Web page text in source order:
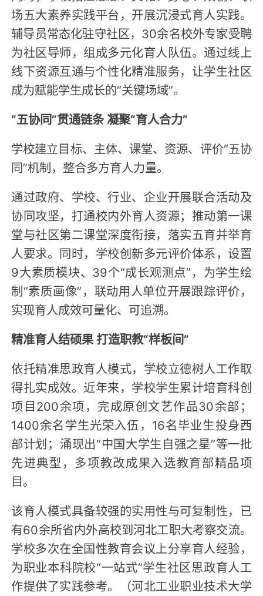
场五大素养实践平台，开展沉浸式育人实践。
辅导员常态化驻守社区，30余名校外专家受聘
为社区导师，组成多元化育人队伍。通过线上
线下资源互通与个性化精准服务，让学生社区
成为赋能学生成长的“关键场域”。
“五协同”贯通链条 凝聚“育人合力”
学校建立目标、主体、课堂、资源、评价“五协
同”机制，整合多方育人力量。
通过政府、学校、行业、企业开展联合活动及
协同攻坚，打通校内外育人资源；推动第一课
堂与社区第二课堂深度衔接，落实五育并举育
人要求。同时，学校创新多元评价体系，设置
9大素质模块、39个“成长观测点”，为学生绘
制“素质画像”，联动用人单位开展跟踪评价，
实现育人成效可量化、可追溯。
精准育人结硕果 打造职教“样板间”
依托精准思政育人模式，学校立德树人工作取
得扎实成效。近年来，学校学生累计培育科创
项目200余项，完成原创文艺作品30余部；
1400余名学生光荣入伍，16名毕业生投身西
部计划；涌现出“中国大学生自强之星”等一批
先进典型，多项教改成果入选教育部精品项
目。
该育人模式具备较强的实用性与可复制性，已
有60余所省内外高校到河北工职大考察交流。
学校多次在全国性教育会议上分享育人经验，
为职业本科院校“一站式”学生社区思政育人工
作提供了实践参考。（河北工业职业技术大学